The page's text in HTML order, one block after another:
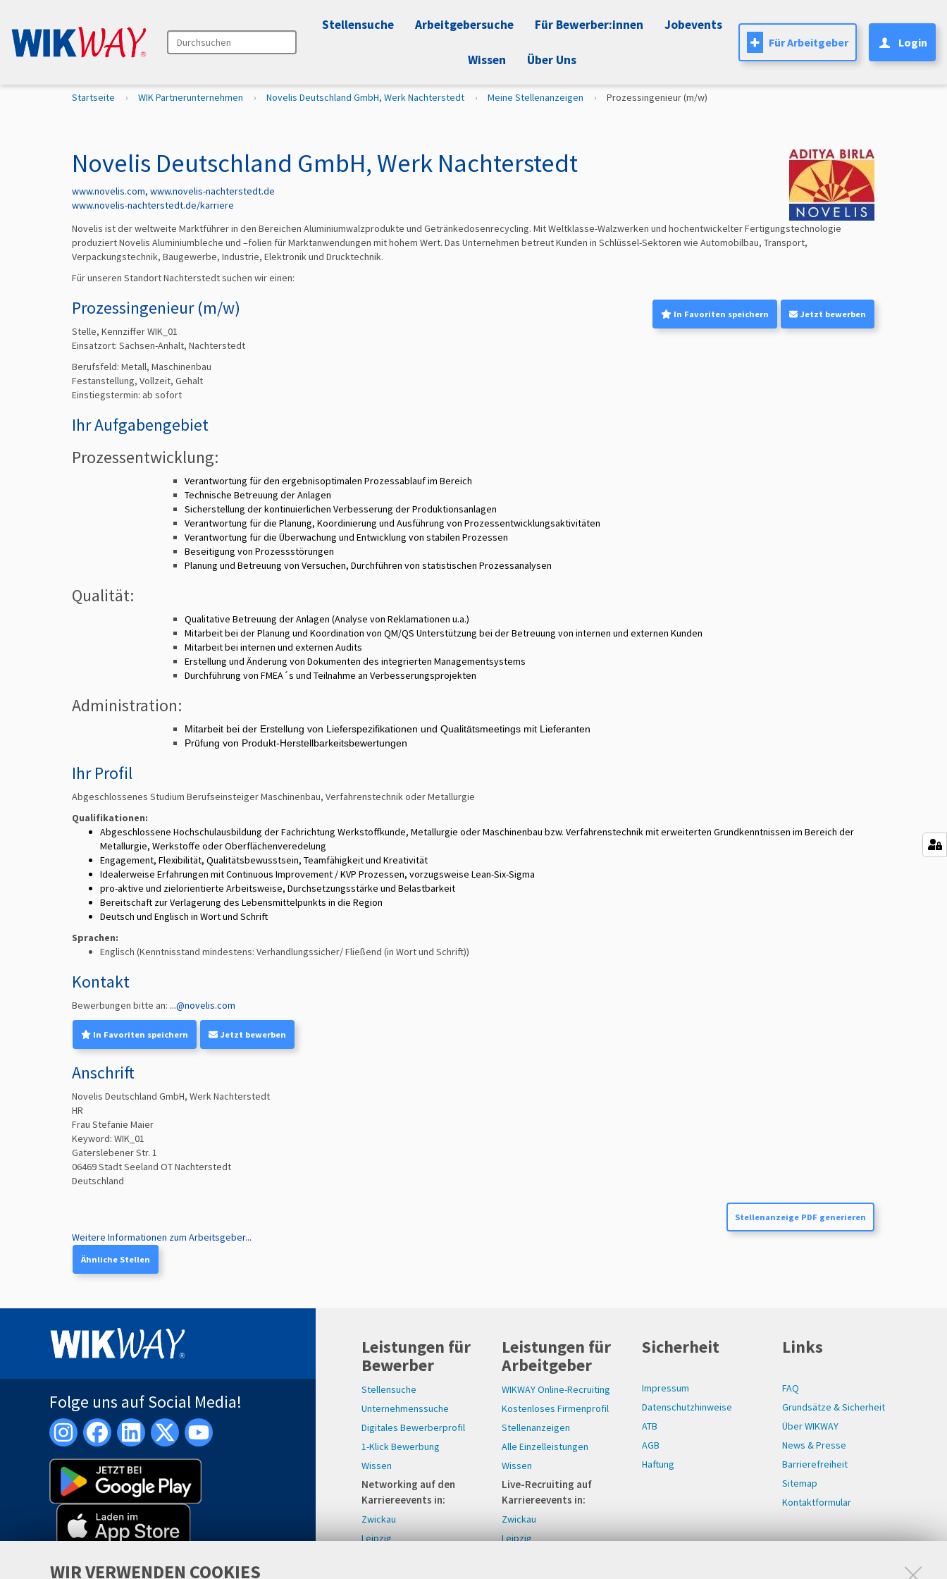
WIR VERWENDEN COOKIES
Durchsuchen
Erweiterte Suche…
Stellensuche Arbeitgebersuche Für Bewerber:innen Jobevents
Wissen Über Uns
Für Arbeitgeber Login
S
h
i
e
Startseite WIK Partnerunternehmen Novelis Deutschland GmbH, Werk Nachterstedt Meine Stellenanzeigen Prozessingenieur (m/w)
Novelis Deutschland GmbH, Werk Nachterstedt
www.novelis.com, www.novelis-nachterstedt.de
www.novelis-nachterstedt.de/karriere
Novelis ist der weltweite Marktführer in den Bereichen Aluminiumwalzprodukte und Getränkedosenrecycling. Mit Weltklasse-Walzwerken und hochentwickelter Fertigungstechnologie
produziert Novelis Aluminiumbleche und –folien für Marktanwendungen mit hohem Wert. Das Unternehmen betreut Kunden in Schlüssel-Sektoren wie Automobilbau, Transport,
Verpackungstechnik, Baugewerbe, Industrie, Elektronik und Drucktechnik.
Für unseren Standort Nachterstedt suchen wir einen:
In Favoriten speichern Jetzt bewerben
Prozessingenieur (m/w)
Stelle, Kennziffer WIK_01
Einsatzort: Sachsen-Anhalt, Nachterstedt
Berufsfeld: Metall, Maschinenbau
Festanstellung, Vollzeit, Gehalt
Einstiegstermin: ab sofort
Ihr Aufgabengebiet
Prozessentwicklung:
Verantwortung für den ergebnisoptimalen Prozessablauf im Bereich
Technische Betreuung der Anlagen
Sicherstellung der kontinuierlichen Verbesserung der Produktionsanlagen
Verantwortung für die Planung, Koordinierung und Ausführung von Prozessentwicklungsaktivitäten
Verantwortung für die Überwachung und Entwicklung von stabilen Prozessen
Beseitigung von Prozessstörungen
Planung und Betreuung von Versuchen, Durchführen von statistischen Prozessanalysen
Qualität:
Qualitative Betreuung der Anlagen (Analyse von Reklamationen u.a.)
Mitarbeit bei der Planung und Koordination von QM/QS Unterstützung bei der Betreuung von internen und externen Kunden
Mitarbeit bei internen und externen Audits
Erstellung und Änderung von Dokumenten des integrierten Managementsystems
Durchführung von FMEA´s und Teilnahme an Verbesserungsprojekten
Administration:
Mitarbeit bei der Erstellung von Lieferspezifikationen und Qualitätsmeetings mit Lieferanten
Prüfung von Produkt-Herstellbarkeitsbewertungen
Ihr Profil
Abgeschlossenes Studium Berufseinsteiger Maschinenbau, Verfahrenstechnik oder Metallurgie
Qualifikationen:
Abgeschlossene Hochschulausbildung der Fachrichtung Werkstoffkunde, Metallurgie oder Maschinenbau bzw. Verfahrenstechnik mit erweiterten Grundkenntnissen im Bereich der
Metallurgie, Werkstoffe oder Oberflächenveredelung
Engagement, Flexibilität, Qualitätsbewusstsein, Teamfähigkeit und Kreativität
Idealerweise Erfahrungen mit Continuous Improvement / KVP Prozessen, vorzugsweise Lean-Six-Sigma
pro-aktive und zielorientierte Arbeitsweise, Durchsetzungsstärke und Belastbarkeit
Bereitschaft zur Verlagerung des Lebensmittelpunkts in die Region
Deutsch und Englisch in Wort und Schrift
Sprachen:
Englisch (Kenntnisstand mindestens: Verhandlungssicher/ Fließend (in Wort und Schrift))
Kontakt
Bewerbungen bitte an: ...@novelis.com
In Favoriten speichern Jetzt bewerben
Anschrift
Novelis Deutschland GmbH, Werk Nachterstedt
HR
Frau Stefanie Maier
Keyword: WIK_01
Gaterslebener Str. 1
06469Stadt Seeland OT Nachterstedt
Deutschland
Stellenanzeige PDF generieren
Weitere Informationen zum Arbeitsgeber...
Ähnliche Stellen
Folge uns auf Social Media!
Starte jetzt Deinen
Leistungen für
Bewerber
Stellensuche
Unternehmenssuche
Digitales Bewerberprofil
1-Klick Bewerbung
Wissen
Networking auf den
Karriereevents in:
Zwickau
Leipzig
Leistungen für
Arbeitgeber
WIKWAY Online-Recruiting
Kostenloses Firmenprofil
Stellenanzeigen
Alle Einzelleistungen
Wissen
Live-Recruiting auf
Karriereevents in:
Zwickau
Leipzig
Sicherheit
Impressum
Datenschutzhinweise
ATB
AGB
Haftung
Links
FAQ
Grundsätze & Sicherheit
Über WIKWAY
News & Presse
Barrierefreiheit
Sitemap
Kontaktformular